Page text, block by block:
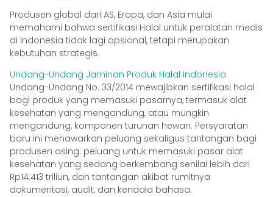
Produsen global dari AS, Eropa, dan Asia mulai
memahami bahwa sertifikasi Halal untuk peralatan medis
di Indonesia tidak lagi opsional, tetapi merupakan
kebutuhan strategis.
Undang-Undang Jaminan Produk Halal Indonesia
Undang-Undang No. 33/2014 mewajibkan sertifikasi halal
bagi produk yang memasuki pasarnya, termasuk alat
kesehatan yang mengandung, atau mungkin
mengandung, komponen turunan hewan. Persyaratan
baru ini menawarkan peluang sekaligus tantangan bagi
produsen asing: peluang untuk memasuki pasar alat
kesehatan yang sedang berkembang senilai lebih dari
Rp14.413 triliun, dan tantangan akibat rumitnya
dokumentasi, audit, dan kendala bahasa.